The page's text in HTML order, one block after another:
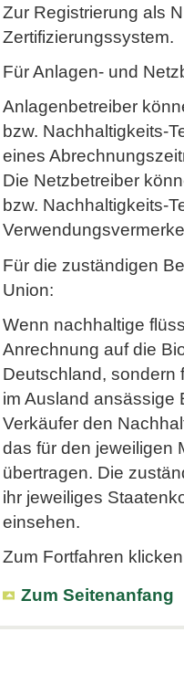
Zur Registrierung als
Zertifizierungssystem.
Für Anlagen- und
Anlagenbetreiber
bzw. Nachhaltigkeits-
eines
Die Netzbetreiber
bzw. Nachhaltigkeits-
Für die zuständigen
Union:
Wenn nachhaltige
Anrechnung auf die
Deutschland, sondern
im Ausland ansässige
Verkäufer den
das für den jeweiligen
übertragen. Die
ihr jeweiliges
einsehen.
Zum Fortfahren
Zum Seitenanfang